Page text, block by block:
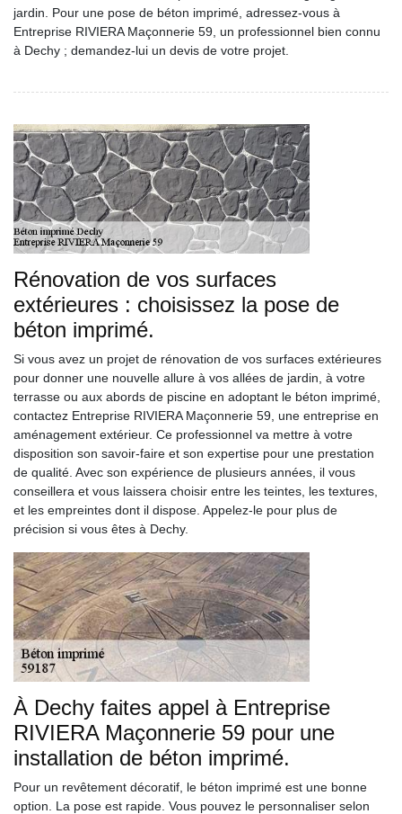
jardin. Pour une pose de béton imprimé, adressez-vous à
Entreprise RIVIERA Maçonnerie 59, un professionnel bien connu
à Dechy ; demandez-lui un devis de votre projet.
Rénovation de vos surfaces
extérieures : choisissez la pose de
béton imprimé.
Si vous avez un projet de rénovation de vos surfaces extérieures
pour donner une nouvelle allure à vos allées de jardin, à votre
terrasse ou aux abords de piscine en adoptant le béton imprimé,
contactez Entreprise RIVIERA Maçonnerie 59, une entreprise en
aménagement extérieur. Ce professionnel va mettre à votre
disposition son savoir-faire et son expertise pour une prestation
de qualité. Avec son expérience de plusieurs années, il vous
conseillera et vous laissera choisir entre les teintes, les textures,
et les empreintes dont il dispose. Appelez-le pour plus de
précision si vous êtes à Dechy.
À Dechy faites appel à Entreprise
RIVIERA Maçonnerie 59 pour une
installation de béton imprimé.
Pour un revêtement décoratif, le béton imprimé est une bonne
option. La pose est rapide. Vous pouvez le personnaliser selon